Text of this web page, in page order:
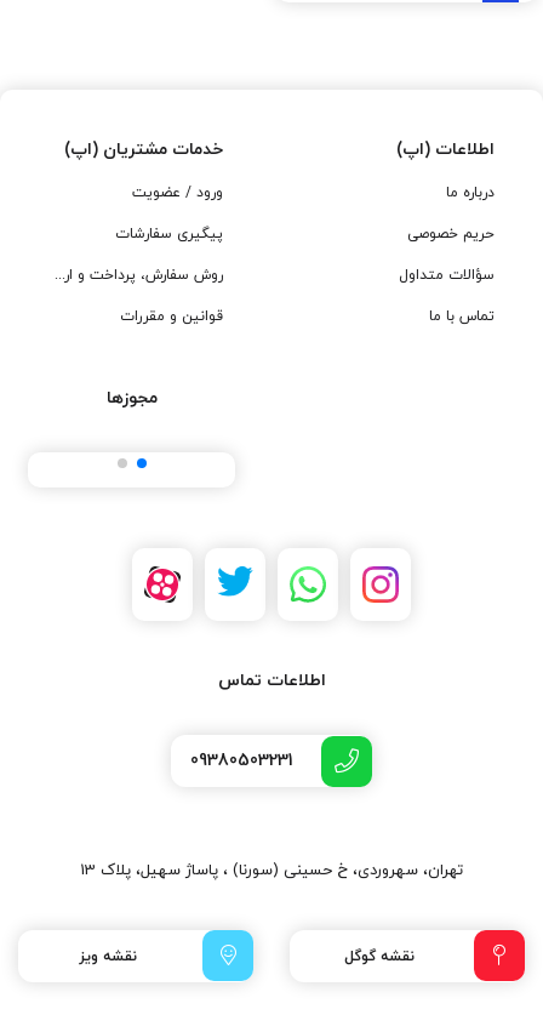
اطلاعات (اپ)
درباره ما
حریم خصوصی
سؤالات متداول
تماس با ما
خدمات مشتریان (اپ)
ورود / عضویت
پیگیری سفارشات
روش سفارش، پرداخت و ارسال
قوانین و مقررات
مجوزها
اطلاعات تماس
09380503231
تهران، سهروردی، خ حسینی (سورنا) ، پاساژ سهیل، پلاک 13
نقشه گوگل نقشه ویز